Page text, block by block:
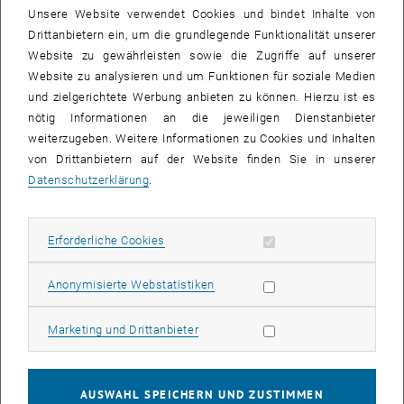
wurden nun mithilfe neuer Methoden aufs Genaueste untersucht.
Höhere Korrelationen
Wenn man mit hoher Präzision misst, an welchen Positionen sich
die einzelnen Atome befinden, stellt man fest: Nicht an jedem Punkt
ist die Wahrscheinlichkeit, ein Atom zu finden, gleich groß. Und
miteinander in Verbindung. „Wenn ich in einem gewöhnlichen Gas
ein drittes Teilchen zu messen“, sagt Jörg Schmiedmayer. „Doch in
auf ganz subtile Weise zusammen. Damit geben sie Auskunft über
Wolke auf dem Level der Quanten bestimmen“
Zusammenhänge mathematisch beschreibt, gelten in der
Unsere Website verwendet Cookies und bindet Inhalte von
Drittanbietern ein, um die grundlegende Funktionalität unserer
Website zu gewährleisten sowie die Zugriffe auf unserer
Website zu analysieren und um Funktionen für soziale Medien
und zielgerichtete Werbung anbieten zu können. Hierzu ist es
nötig Informationen an die jeweiligen Dienstanbieter
weiterzugeben. Weitere Informationen zu Cookies und Inhalten
von Drittanbietern auf der Website finden Sie in unserer
Datenschutzerklärung.
Erforderliche Cookies Erforderliche Cookies zulassen
Anonymisierte WebstatistikenStatistik Cookies zulassen
Marketing und DrittanbieterMarketing Cookies zulassen
AUSWAHL SPEICHERN UND ZUSTIMMEN